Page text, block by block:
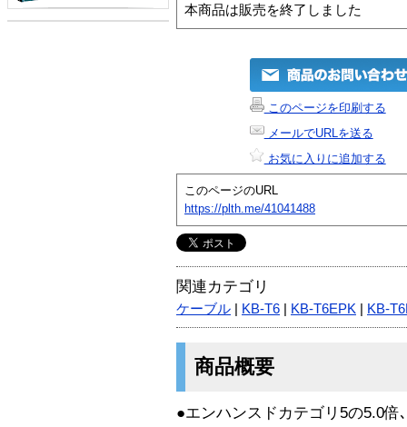
本商品は販売を終了しました
このページを印刷する
メールでURLを送る
お気に入りに追加する
このページのURL
https://plth.me/41041488
関連カテゴリ
ケーブル KB-T6 KB-T6EPK KB-
商品概要
●エンハンスドカテゴリ5の5.0